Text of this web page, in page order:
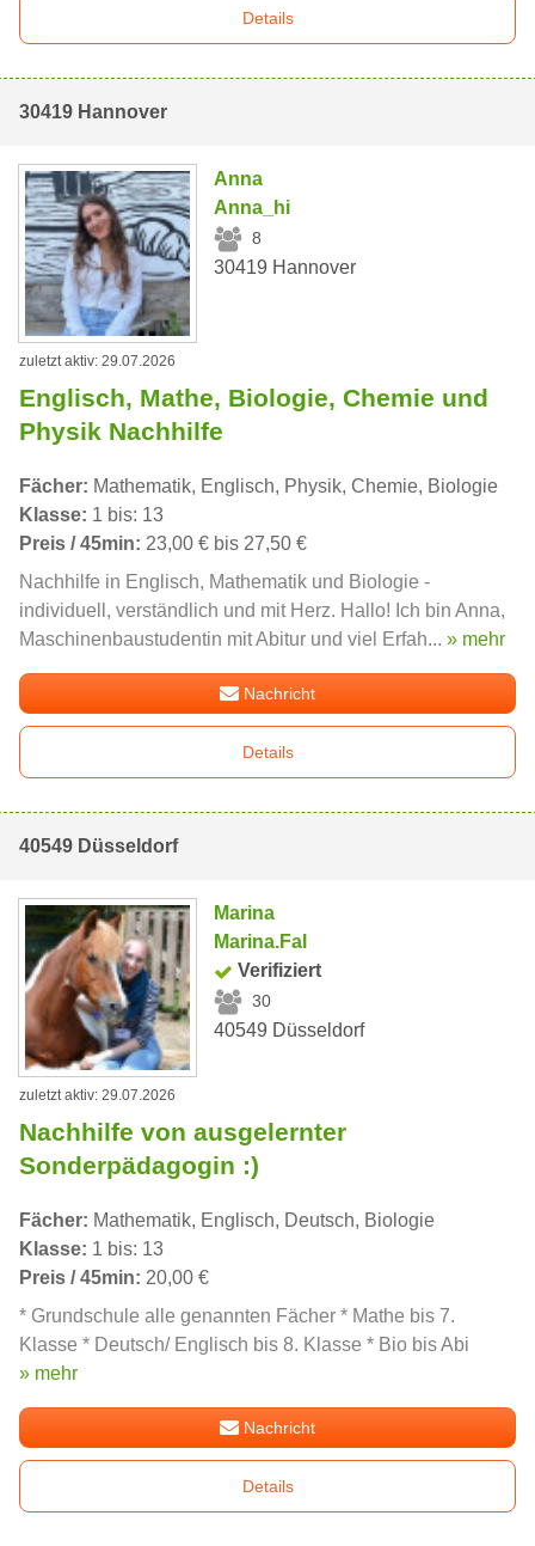
Details
30419 Hannover
Anna
Anna_hi
8
30419 Hannover
zuletzt aktiv: 29.07.2026
Englisch, Mathe, Biologie, Chemie und
Physik Nachhilfe
Fächer: Mathematik, Englisch, Physik, Chemie, Biologie
Klasse: 1 bis: 13
Preis / 45min: 23,00 € bis 27,50 €
Nachhilfe in Englisch, Mathematik und Biologie -
individuell, verständlich und mit Herz. Hallo! Ich bin Anna,
Maschinenbaustudentin mit Abitur und viel Erfah... » mehr
Nachricht
Details
40549 Düsseldorf
Marina
Marina.Fal
Verifiziert
30
40549 Düsseldorf
zuletzt aktiv: 29.07.2026
Nachhilfe von ausgelernter
Sonderpädagogin :)
Fächer: Mathematik, Englisch, Deutsch, Biologie
Klasse: 1 bis: 13
Preis / 45min: 20,00 €
* Grundschule alle genannten Fächer * Mathe bis 7.
Klasse * Deutsch/ Englisch bis 8. Klasse * Bio bis Abi
» mehr
Nachricht
Details